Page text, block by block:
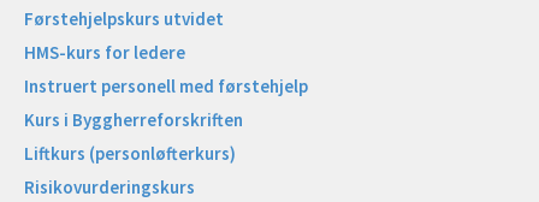
Førstehjelpskurs utvidet
HMS-kurs for ledere
Instruert personell med førstehjelp
Kurs i Byggherreforskriften
Liftkurs (personløfterkurs)
Risikovurderingskurs